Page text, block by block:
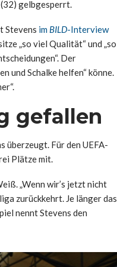
(32) gelbgesperrt.
Stevens im BILD-Interview
„so viel Qualität“ und „so
Der
und Schalke helfen“ könne.
gefallen
überzeugt. Für den UEFA-
Plätze mit.
„Wenn wir’s jetzt nicht
zurückkehrt. Je länger das
nennt Stevens den